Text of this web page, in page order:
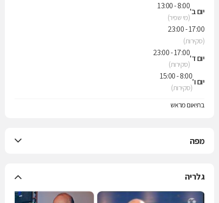
יום ב'
8:00 - 13:00
(מי שפיר)
17:00 - 23:00
(סקירות)
יום ד'
17:00 - 23:00
(סקירות)
יום ו'
8:00 - 15:00
(סקירות)
בתיאום מראש
מפה
גלריה